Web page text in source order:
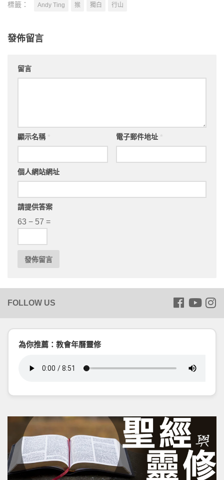
標籤： Andy Ting 猴 獨白 行山
發佈留言
留言
顯示名稱 電子郵件地址
個人網站網址
請提供答案
63 − 57 =
為你推薦：教會年曆靈修